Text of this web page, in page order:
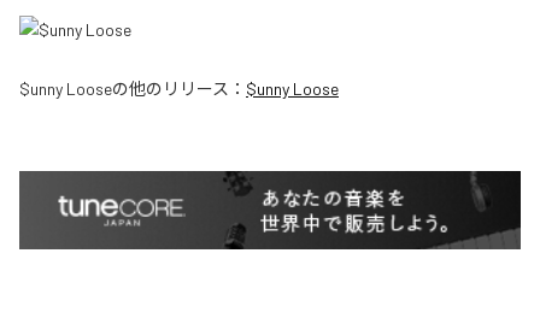
$unny Looseの他のリリース： $unny Loose